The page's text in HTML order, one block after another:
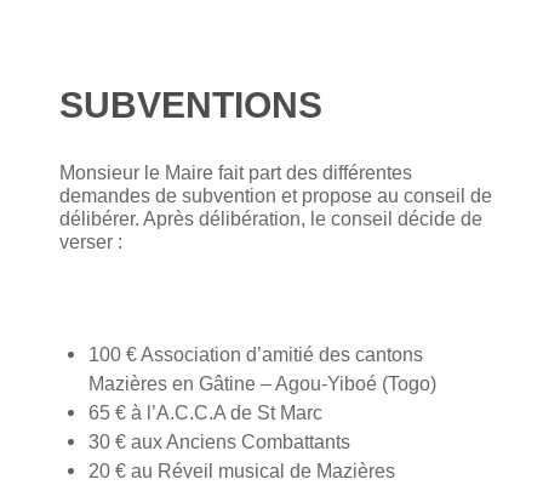
SUBVENTIONS
Monsieur le Maire fait part des différentes
demandes de subvention et propose au conseil de
délibérer. Après délibération, le conseil décide de
verser :
100 € Association d’amitié des cantons
Mazières en Gâtine – Agou-Yiboé (Togo)
65 € à l’A.C.C.A de St Marc
30 € aux Anciens Combattants
20 € au Réveil musical de Mazières